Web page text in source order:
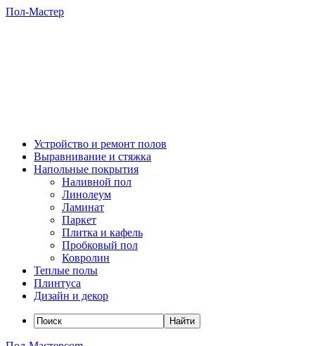
Пол-Мастер
Устройство и ремонт полов
Выравнивание и стяжка
Напольные покрытия
Наливной пол
Линолеум
Ламинат
Паркет
Плитка и кафель
Пробковый пол
Ковролин
Теплые полы
Плинтуса
Дизайн и декор